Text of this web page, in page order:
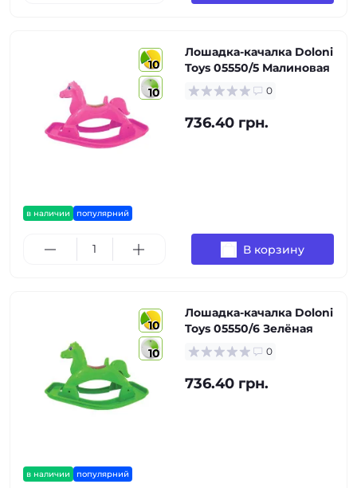
10
10
в наличии популярний
Лошадка-качалка Doloni
Toys 05550/5 Малиновая
0
736.40 грн.
В корзину
10
10
в наличии популярний
Лошадка-качалка Doloni
Toys 05550/6 Зелёная
0
736.40 грн.